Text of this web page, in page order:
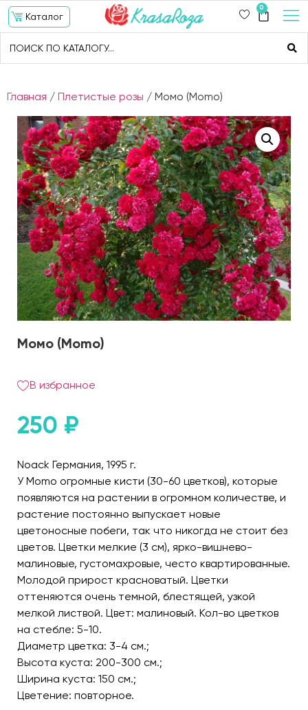
Каталог
0
Главная / Плетистые розы / Момо (Momo)
Момо (Momo)
В избранное
250 ₽
Noack Германия, 1995 г.
У Momo огромные кисти (30-60 цветков), которые
появляются на растении в огромном количестве, и
растение постоянно выпускает новые
цветоносные побеги, так что никогда не стоит без
цветов. Цветки мелкие (3 см), ярко-вишнево-
малиновые, густомахровые, често квартированные.
Молодой прирост красноватый. Цветки
оттеняются очень темной, блестящей, узкой
мелкой листвой. Цвет: малиновый. Кол-во цветков
на стебле: 5-10.
Диаметр цветка: 3-4 см.;
Высота куста: 200-300 см.;
Ширина куста: 150 см.;
Цветение: повторное.